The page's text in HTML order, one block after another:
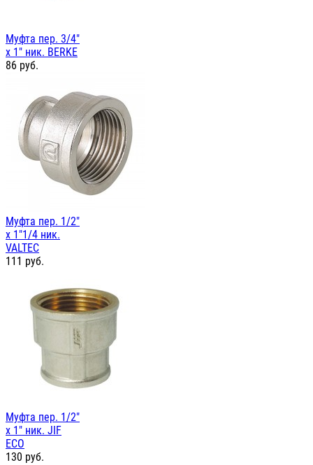
Муфта пер. 3/4"
х 1" ник. BERKE
86 руб.
Муфта пер. 1/2"
х 1"1/4 ник.
VALTEC
111 руб.
Муфта пер. 1/2"
х 1" ник. JIF
ЕСО
130 руб.